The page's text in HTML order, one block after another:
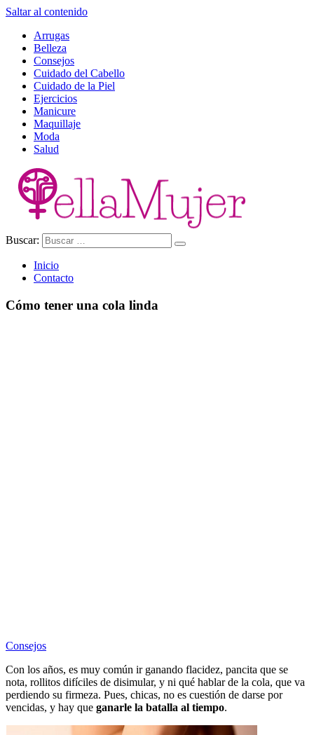
Saltar al contenido
Arrugas
Belleza
Consejos
Cuidado del Cabello
Cuidado de la Piel
Ejercicios
Manicure
Maquillaje
Moda
Salud
Ella Mujer
Buscar:
Inicio
Contacto
Cómo tener una cola linda
Consejos
Con los años, es muy común ir ganando flacidez, pancita que se
nota, rollitos difíciles de disimular, y ni qué hablar de la cola, que va
perdiendo su firmeza. Pues, chicas, no es cuestión de darse por
vencidas, y hay que ganarle la batalla al tiempo.